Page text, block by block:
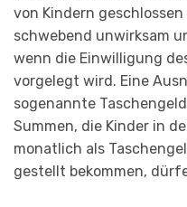
von Kindern
schwebend unwirksam
wenn die Einwilligung
vorgelegt wird. Eine
sogenannte
Summen, die Kinder in
monatlich als
gestellt bekommen,